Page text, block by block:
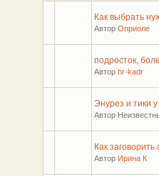
Как выбрать
Автор Оприоле
подросток,
Автор hr-kadr
Энурез и тики
Автор
Как
Автор Ирина К